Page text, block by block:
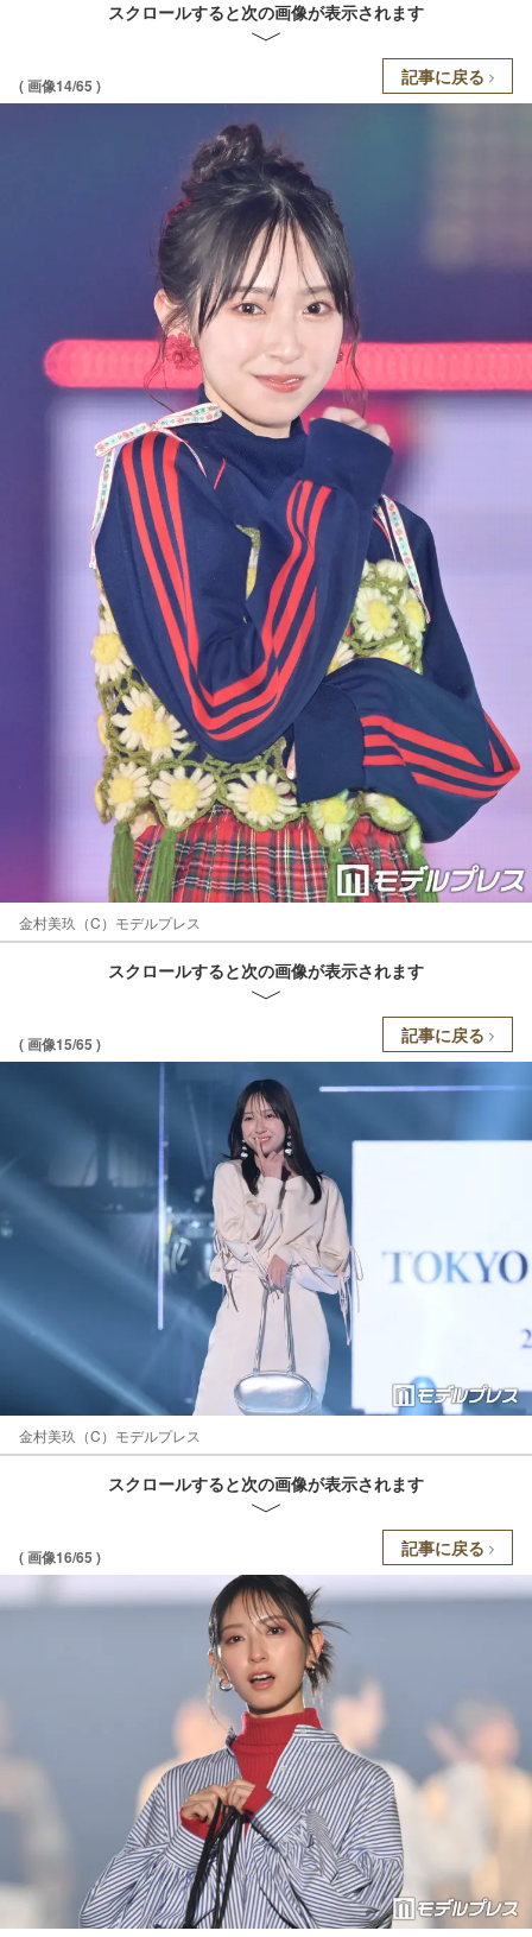
スクロールすると次の画像が表示されます
( 画像14/65 ) 記事に戻る
金村美玖（C）モデルプレス
スクロールすると次の画像が表示されます
( 画像15/65 ) 記事に戻る
金村美玖（C）モデルプレス
スクロールすると次の画像が表示されます
( 画像16/65 ) 記事に戻る